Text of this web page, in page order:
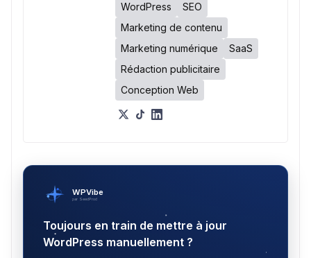
WordPress
SEO
Marketing de contenu
Marketing numérique
SaaS
Rédaction publicitaire
Conception Web
WPVibe
par SeedProd
Toujours en train de mettre à jour
WordPress manuellement ?